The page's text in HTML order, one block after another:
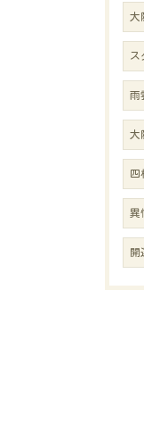
大
ス
雨
大
四
異
開